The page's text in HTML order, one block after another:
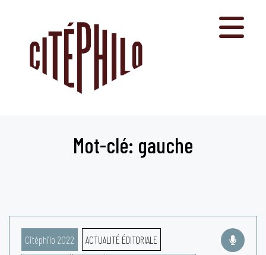
Mot-clé: gauche
Citéphilo 2022 ACTUALITÉ ÉDITORIALE